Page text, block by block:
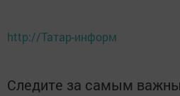
http://Татар-информ
Следите за самым